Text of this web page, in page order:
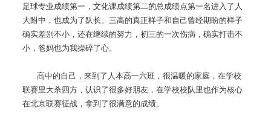
足球专业成绩第一，文化课成绩第二的总成绩点第一名进入了人
大附中，也成为了队长。三高的真正样子和自己曾经期盼的样子
确实差别不小，还在继续的努力，初三的一次伤病，确实打击不
小，爸妈也为我操碎了心。
高中的自己，来到了人本高一六班，很温暖的家庭，在学校
联赛里大杀四方，认识了很多好朋友，在学校校队里也作为核心
在北京联赛征战，拿到了很满意的成绩。